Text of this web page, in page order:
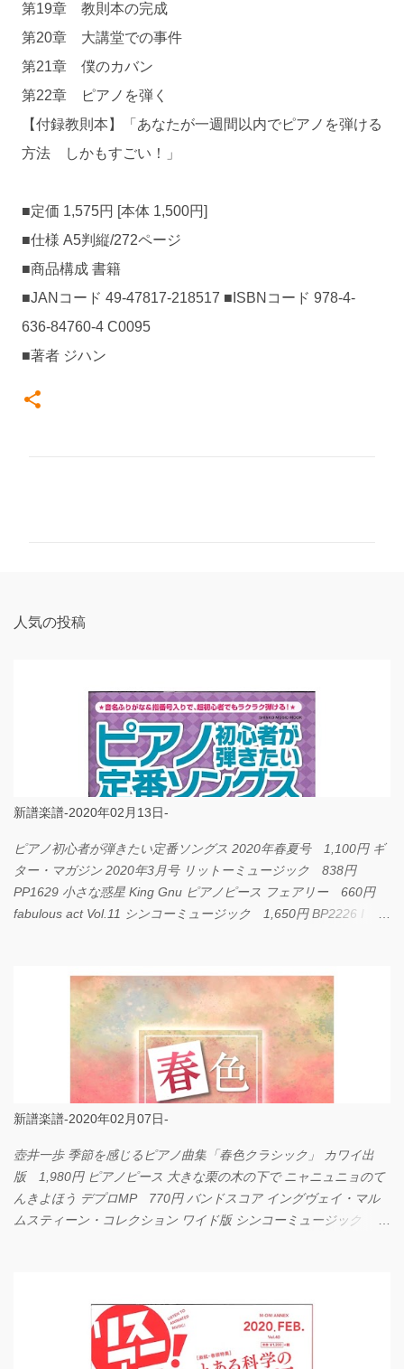
第19章 教則本の完成
第20章 大講堂での事件
第21章 僕のカバン
第22章 ピアノを弾く
【付録教則本】「あなたが一週間以内でピアノを弾ける
方法 しかもすごい！」
■定価 1,575円 [本体 1,500円]
■仕様 A5判縦/272ページ
■商品構成 書籍
■JANコード 49-47817-218517 ■ISBNコード 978-4-
636-84760-4 C0095
■著者 ジハン
人気の投稿
新譜楽譜-2020年02月13日-
ピアノ初心者が弾きたい定番ソングス 2020年春夏号 1,100円 ギ
ター・マガジン 2020年3月号 リットーミュージック 838円
PP1629 小さな惑星 King Gnu ピアノピース フェアリー 660円
fabulous act Vol.11 シンコーミュージック 1,650円 BP2226 I
新譜楽譜-2020年02月07日-
壺井一歩 季節を感じるピアノ曲集「春色クラシック」 カワイ出
版 1,980円 ピアノピース 大きな栗の木の下で ニャニュニョのて
んきよほう デプロMP 770円 バンドスコア イングヴェイ・マル
ムスティーン・コレクション ワイド版 シンコーミュージック